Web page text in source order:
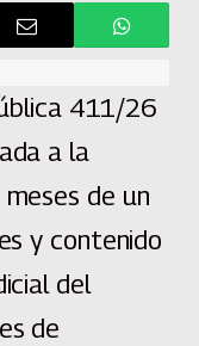
411/26
a la
de un
y contenido
del
de